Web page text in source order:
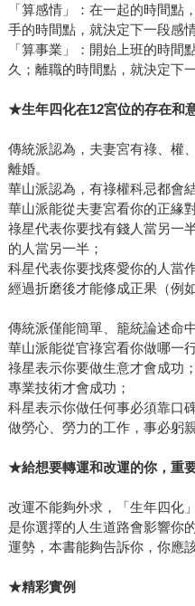
「算感情」：在一起的時間點
手的時間點，就決定下一段感
「算事業」：開始上班的時間
久；離職的時間點，就決定下
★生年四化在12宮位的存在和
傳統派認為，夫妻宮有祿、權
離婚。
華山派認為，有祿權科忌都會
華山派能從夫妻宮看你的正緣
祿星代表你要找有錢人當另一
的人當另一半；
科星代表你要找疼愛你的人當
經過折磨後才能修成正果（例
傳統派僅能簡單、籠統論述命
華山派能從官祿宮看你做哪一
祿星表示你要做生意才會成功
專業技術才會成功；
科星表示你做任何事必須靠口
做勞心、勞力的工作，事必躬
★給想要轉運和改運的你，重
改運不能夠外求，「生年四化
是你選擇的人生道路會影響你
運勢，本書能夠告訴你，你應
★精彩實例